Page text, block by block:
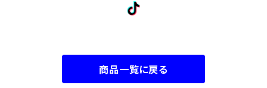
商品一覧に戻る